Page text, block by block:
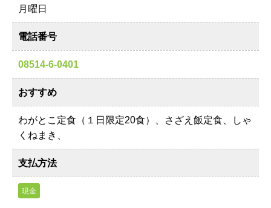
月曜日
電話番号
08514-6-0401
おすすめ
わがとこ定食（１日限定20食）、さざえ飯定食、しゃ
くねまき、
支払方法
現金